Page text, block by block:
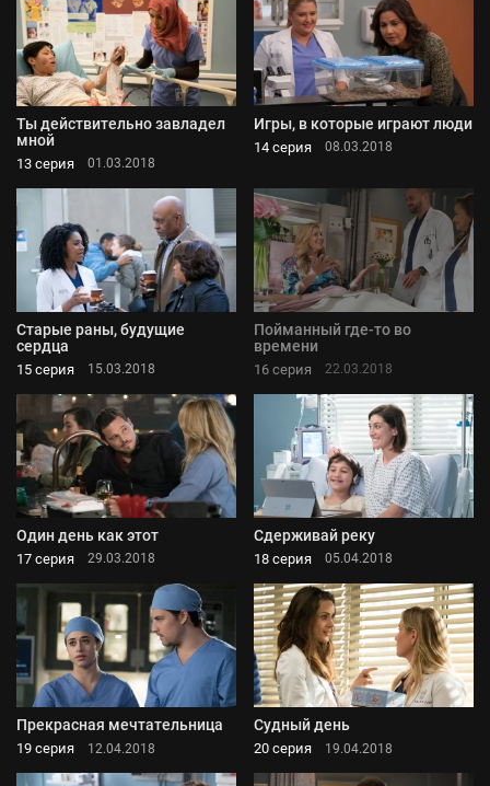
Ты действительно завладел
мной
13 серия 01.03.2018
Игры, в которые играют люди
14 серия 08.03.2018
Старые раны, будущие
сердца
15 серия 15.03.2018
Пойманный где-то во
времени
16 серия 22.03.2018
Один день как этот
17 серия 29.03.2018
Сдерживай реку
18 серия 05.04.2018
Прекрасная мечтательница
19 серия 12.04.2018
Судный день
20 серия 19.04.2018